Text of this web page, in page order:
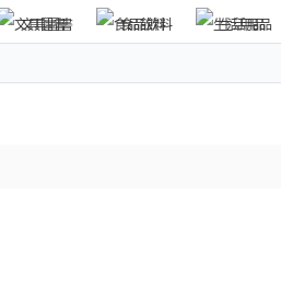
文具圖書
食品飲料 生活用品